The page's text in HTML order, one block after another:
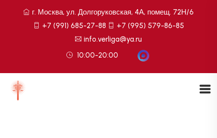
г. Москва, ул. Долгоруковская, 4А, помещ. 72Н/6
+7 (991) 685-27-88
+7 (995) 579-86-85
info.verliga@ya.ru
10:00-20:00